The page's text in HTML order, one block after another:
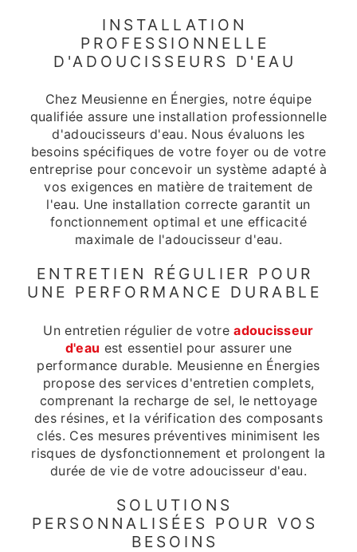
INSTALLATION
PROFESSIONNELLE
D'ADOUCISSEURS D'EAU
Chez Meusienne en Énergies, notre équipe
qualifiée assure une installation professionnelle
d'adoucisseurs d'eau. Nous évaluons les
besoins spécifiques de votre foyer ou de votre
entreprise pour concevoir un système adapté à
vos exigences en matière de traitement de
l'eau. Une installation correcte garantit un
fonctionnement optimal et une efficacité
maximale de l'adoucisseur d'eau.
ENTRETIEN RÉGULIER POUR
UNE PERFORMANCE DURABLE
Un entretien régulier de votreadoucisseur
d'eau est essentiel pour assurer une
performance durable. Meusienne en Énergies
propose des services d'entretien complets,
comprenant la recharge de sel, le nettoyage
des résines, et la vérification des composants
clés. Ces mesures préventives minimisent les
risques de dysfonctionnement et prolongent la
durée de vie de votre adoucisseur d'eau.
SOLUTIONS
PERSONNALISÉES POUR VOS
BESOINS